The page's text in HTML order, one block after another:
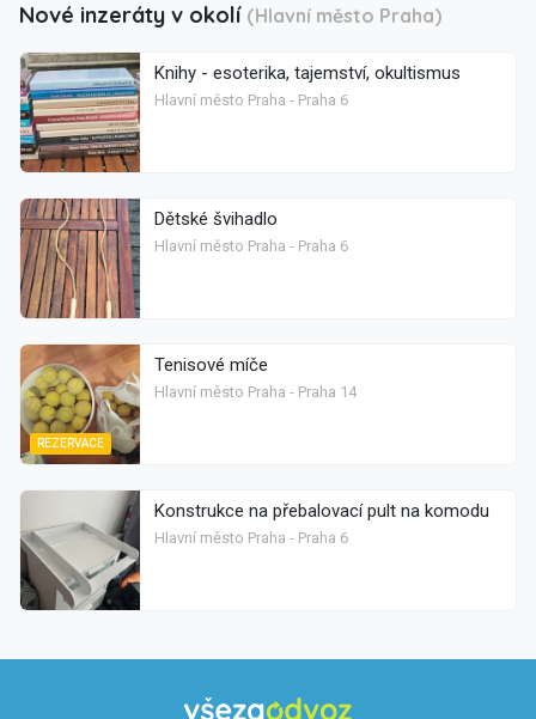
Nové inzeráty v okolí (Hlavní město Praha)
Knihy - esoterika, tajemství, okultismus
Hlavní město Praha - Praha 6
Dětské švihadlo
Hlavní město Praha - Praha 6
REZERVACE
Tenisové míče
Hlavní město Praha - Praha 14
Konstrukce na přebalovací pult na komodu
Hlavní město Praha - Praha 6